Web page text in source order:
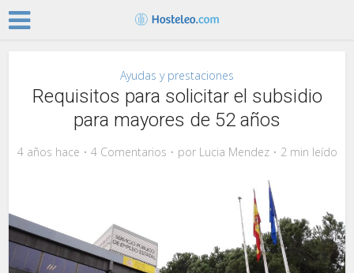
Ayudas y prestaciones
Requisitos para solicitar el subsidio
para mayores de 52 años
4 años hace 4 Comentarios por Lucia Mendez 2 min leído